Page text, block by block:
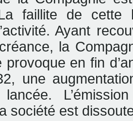
faillite de cette
Ayant
la
provoque en fin
une
société est